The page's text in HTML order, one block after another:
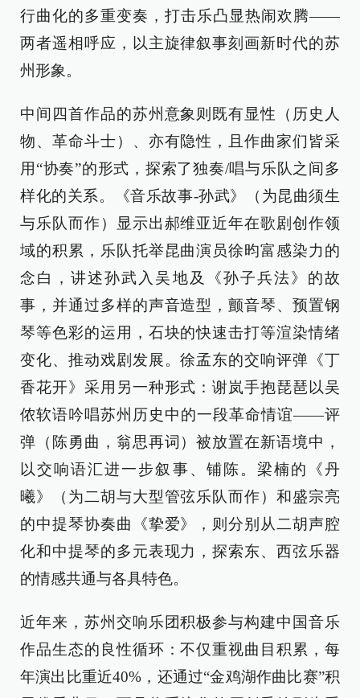
行曲化的多重变奏，打击乐凸显热闹欢腾——
两者遥相呼应，以主旋律叙事刻画新时代的苏
州形象。
中间四首作品的苏州意象则既有显性（历史人
物、革命斗士）、亦有隐性，且作曲家们皆采
用“协奏”的形式，探索了独奏/唱与乐队之间多
样化的关系。《音乐故事-孙武》（为昆曲须生
与乐队而作）显示出郝维亚近年在歌剧创作领
域的积累，乐队托举昆曲演员徐昀富感染力的
念白，讲述孙武入吴地及《孙子兵法》的故
事，并通过多样的声音造型，颤音琴、预置钢
琴等色彩的运用，石块的快速击打等渲染情绪
变化、推动戏剧发展。徐孟东的交响评弹《丁
香花开》采用另一种形式：谢岚手抱琵琶以吴
侬软语吟唱苏州历史中的一段革命情谊——评
弹（陈勇曲，翁思再词）被放置在新语境中，
以交响语汇进一步叙事、铺陈。梁楠的《丹
曦》（为二胡与大型管弦乐队而作）和盛宗亮
的中提琴协奏曲《挚爱》，则分别从二胡声腔
化和中提琴的多元表现力，探索东、西弦乐器
的情感共通与各具特色。
近年来，苏州交响乐团积极参与构建中国音乐
作品生态的良性循环：不仅重视曲目积累，每
年演出比重近40%，还通过“金鸡湖作曲比赛”积